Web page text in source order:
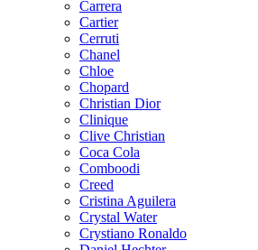
Carrera
Cartier
Cerruti
Chanel
Chloe
Chopard
Christian Dior
Clinique
Clive Christian
Coca Cola
Comboodi
Creed
Cristina Aguilera
Crystal Water
Crystiano Ronaldo